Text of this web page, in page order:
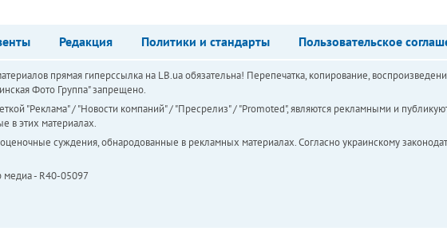
Редакция Политики и стандарты Пользовательское
прямая гиперссылка на LB.ua обязательна! Перепечатка, копирование,
Фото Группа" запрещено.
"Реклама" / "Новости компаний" / "Пресрелиз" / "Promoted", являются рекламными и
в этих материалах.
суждения, обнародованные в рекламных материалах. Согласно украинскому
медиа - R40-05097